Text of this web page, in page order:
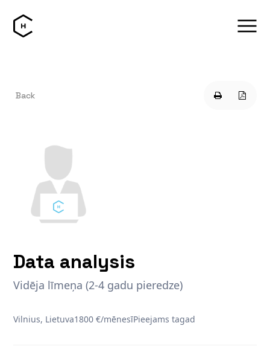
Back
Data analysis
Vidēja līmeņa (2-4 gadu pieredze)
Vilnius, Lietuva1800 €/mēnesīPieejams tagad